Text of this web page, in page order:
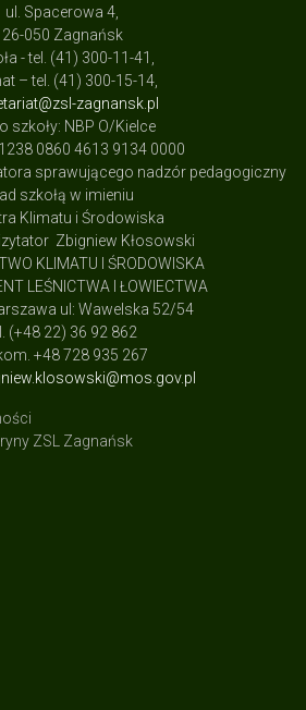
ul. Spacerowa 4,
26-050 Zagnańsk
- tel. (41) 300-11-41,
– tel. (41) 300-15-14,
zagnansk.pl
szkoły: NBP O/Kielce
0860 4613 9134 0000
sprawującego nadzór pedagogiczny
szkołą w imieniu
Klimatu i Środowiska
Zbigniew Kłosowski
KLIMATU I ŚRODOWISKA
LEŚNICTWA I ŁOWIECTWA
ul: Wawelska 52/54
(+48 22) 36 92 862
+48 728 935 267
ZSL Zagnańsk